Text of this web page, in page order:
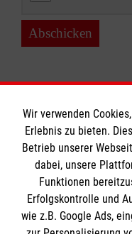
Abschicken
Informationen
Impressum
Datenschutz
Die Malteser
Wir verwenden
Erlebnis zu bieten.
Betrieb unserer
dabei, unsere
Funktionen
Erfolgskontrolle und
wie z.B. Google Ads,